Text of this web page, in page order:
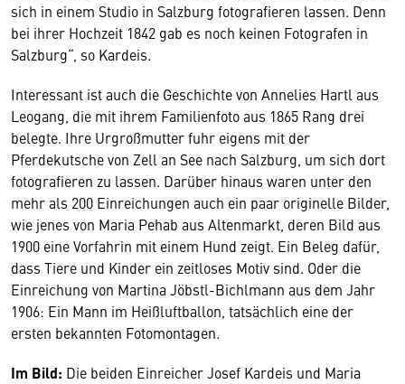
sich in einem Studio in Salzburg fotografieren lassen. Denn
bei ihrer Hochzeit 1842 gab es noch keinen Fotografen in
Salzburg“, so Kardeis.
Interessant ist auch die Geschichte von Annelies Hartl aus
Leogang, die mit ihrem Familienfoto aus 1865 Rang drei
belegte. Ihre Urgroßmutter fuhr eigens mit der
Pferdekutsche von Zell an See nach Salzburg, um sich dort
fotografieren zu lassen. Darüber hinaus waren unter den
mehr als 200 Einreichungen auch ein paar originelle Bilder,
wie jenes von Maria Pehab aus Altenmarkt, deren Bild aus
1900 eine Vorfahrin mit einem Hund zeigt. Ein Beleg dafür,
dass Tiere und Kinder ein zeitloses Motiv sind. Oder die
Einreichung von Martina Jöbstl-Bichlmann aus dem Jahr
1906: Ein Mann im Heißluftballon, tatsächlich eine der
ersten bekannten Fotomontagen.
Im Bild: Die beiden Einreicher Josef Kardeis und Maria